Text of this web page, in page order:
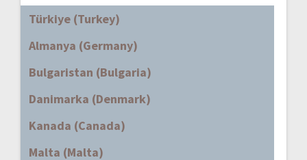
Türkiye (Turkey)
Almanya (Germany)
Bulgaristan (Bulgaria)
Danimarka (Denmark)
Kanada (Canada)
Malta (Malta)